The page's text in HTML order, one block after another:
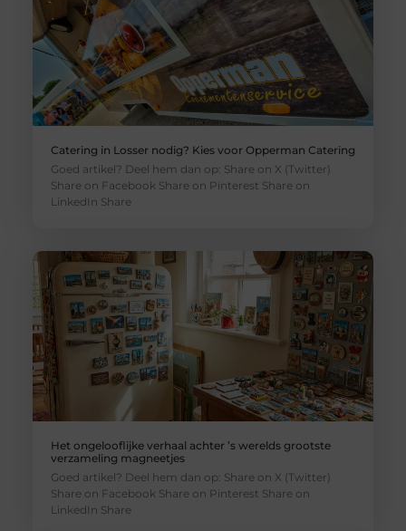
Catering in Losser nodig? Kies voor Opperman Catering
Goed artikel? Deel hem dan op: Share on X (Twitter)
Share on Facebook Share on Pinterest Share on
LinkedIn Share
Het ongelooflijke verhaal achter ’s werelds grootste
verzameling magneetjes
Goed artikel? Deel hem dan op: Share on X (Twitter)
Share on Facebook Share on Pinterest Share on
LinkedIn Share